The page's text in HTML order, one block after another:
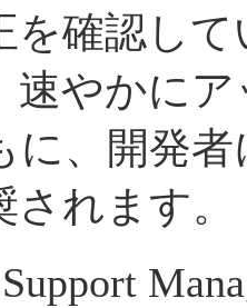
を確認し
速やかに
に、開発
れます。